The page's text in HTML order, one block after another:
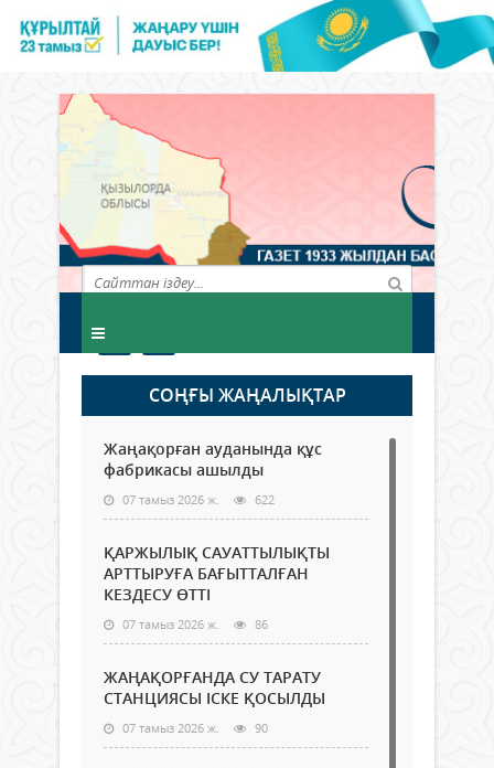
СОҢҒЫ ЖАҢАЛЫҚТАР
Жаңақорған ауданында құс
фабрикасы ашылды
07 тамыз 2026 ж. 622
ҚАРЖЫЛЫҚ САУАТТЫЛЫҚТЫ
АРТТЫРУҒА БАҒЫТТАЛҒАН
КЕЗДЕСУ ӨТТІ
07 тамыз 2026 ж. 86
ЖАҢАҚОРҒАНДА СУ ТАРАТУ
СТАНЦИЯСЫ ІСКЕ ҚОСЫЛДЫ
07 тамыз 2026 ж. 90